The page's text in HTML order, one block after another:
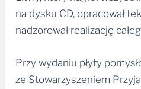
na dysku CD, opracował
nadzorował realizację
Przy wydaniu płyty
ze Stowarzyszeniem